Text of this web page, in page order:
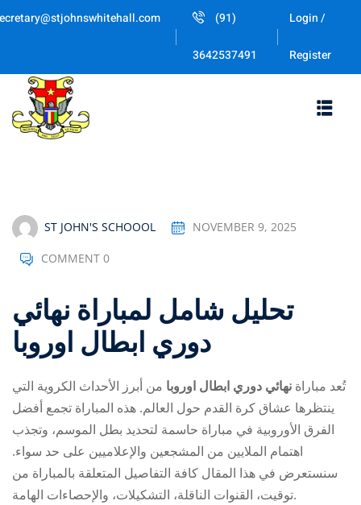
Skip
(91)
3642537491
Login /
Register
ST JOHN'S SCHOOOL NOVEMBER 9, 2025
COMMENT 0
تحليل شامل لمباراة نهائي
دوري ابطال اوروبا
تُعد مباراة نهائي دوري ابطال اوروبا من أبرز الأحداث الكروية التي
ينتظرها عشاق كرة القدم حول العالم. هذه المباراة تجمع أفضل
الفرق الأوروبية في مباراة حاسمة لتحديد بطل الموسم، وتجذب
اهتمام الملايين من المشجعين والإعلاميين على حد سواء.
سنستعرض في هذا المقال كافة التفاصيل المتعلقة بالمباراة من
توقيت، القنوات الناقلة، التشكيلات، والإحصاءات الهامة.